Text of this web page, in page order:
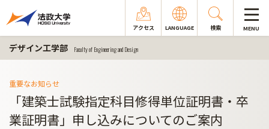
アクセス LANGUAGE 検索 MENU
デザイン工学部 Faculty of Engineering and Design
重要なお知らせ
「建築士試験指定科目修得単位証明書・卒
業証明書」申し込みについてのご案内